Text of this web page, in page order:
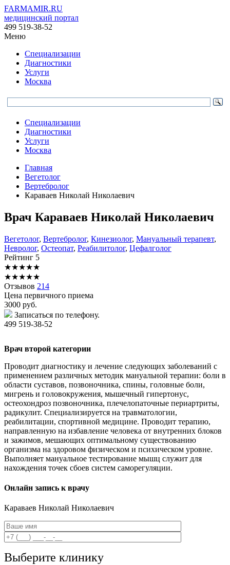
FARMAMIR.RU
медицинский портал
499 519-38-52
Меню
Специализации
Диагностики
Услуги
Москва
Специализации
Диагностики
Услуги
Москва
Главная
Вегетолог
Вертебролог
Караваев Николай Николаевич
Врач Караваев Николай Николаевич
Вегетолог, Вертебролог, Кинезиолог, Мануальный терапевт,
Невролог, Остеопат, Реабилитолог, Цефалголог
Рейтинг 5
★★★★★
★★★★★
Отзывов 214
Цена первичного приема
3000 руб.
Записаться по телефону.
499 519-38-52
Врач второй категории
Проводит диагностику и лечение следующих заболеваний с
применением различных методик мануальной терапии: боли в
области суставов, позвоночника, спины, головные боли,
мигрень и головокружения, мышечный гипертонус,
остеохондроз позвоночника, плечелопаточные периартриты,
радикулит. Специализируется на травматологии,
реабилитации, спортивной медицине. Проводит терапию,
направленную на избавление человека от внутренних блоков
и зажимов, мешающих оптимальному существованию
организма на здоровом физическом и психическом уровне.
Выполняет мануальное тестирование мышц служит для
нахождения точек сбоев систем саморегуляции.
Онлайн запись к врачу
Караваев Николай Николаевич
Выберите клинику